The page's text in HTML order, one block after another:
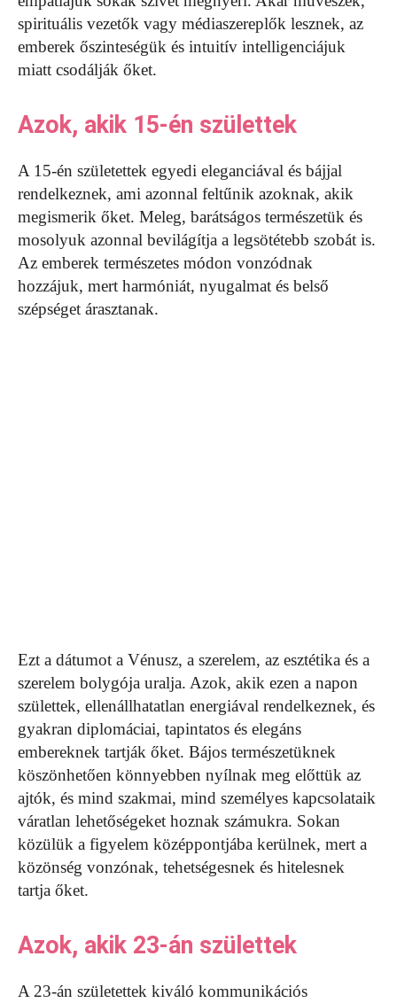
spirituális vezetők vagy médiaszereplők lesznek, az
emberek őszinteségük és intuitív intelligenciájuk
miatt csodálják őket.
Azok, akik 15-én születtek
A 15-én születettek egyedi eleganciával és bájjal
rendelkeznek, ami azonnal feltűnik azoknak, akik
megismerik őket. Meleg, barátságos természetük és
mosolyuk azonnal bevilágítja a legsötétebb szobát is.
Az emberek természetes módon vonzódnak
hozzájuk, mert harmóniát, nyugalmat és belső
szépséget árasztanak.
Ezt a dátumot a Vénusz, a szerelem, az esztétika és a
szerelem bolygója uralja. Azok, akik ezen a napon
születtek, ellenállhatatlan energiával rendelkeznek, és
gyakran diplomáciai, tapintatos és elegáns
embereknek tartják őket. Bájos természetüknek
köszönhetően könnyebben nyílnak meg előttük az
ajtók, és mind szakmai, mind személyes kapcsolataik
váratlan lehetőségeket hoznak számukra. Sokan
közülük a figyelem középpontjába kerülnek, mert a
közönség vonzónak, tehetségesnek és hitelesnek
tartja őket.
Azok, akik 23-án születtek
A 23-án születettek kiváló kommunikációs